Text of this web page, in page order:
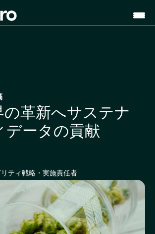
革新へサステナ
データの貢献
ティ戦略・実施責任者